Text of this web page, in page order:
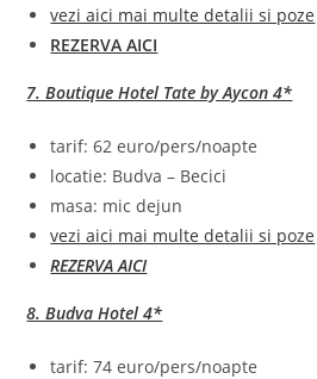
vezi aici mai multe detalii si poze
REZERVA AICI
7. Boutique Hotel Tate by Aycon 4*
tarif: 62 euro/pers/noapte
locatie: Budva – Becici
masa: mic dejun
vezi aici mai multe detalii si poze
REZERVA AICI
8. Budva Hotel 4*
tarif: 74 euro/pers/noapte